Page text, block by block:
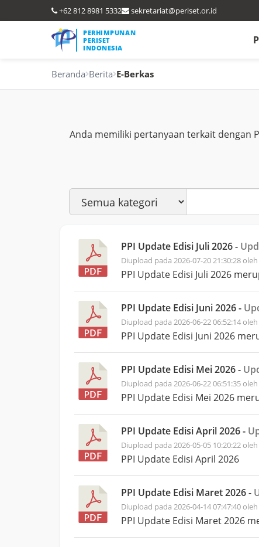
+62 812 8981 5332 sekretariat@periset.or.id
PERHIMPUNAN
PERISET
INDONESIA
Beranda Berita E-Berkas
Anda memiliki pertanyaan terkait dengan
PPI Update Edisi Juli 2026 -
Diupload pada 2026-07-20 21:30:28
PPI Update Edisi Juli 2026
PPI Update Edisi Juni 2026 -
Diupload pada 2026-06-22 06:52:14
PPI Update Edisi Juni 2026
PPI Update Edisi Mei 2026 -
Diupload pada 2026-06-22 06:51:35
PPI Update Edisi Mei 2026
PPI Update Edisi April 2026 -
Diupload pada 2026-05-05 10:20:22
PPI Update Edisi April 2026
PPI Update Edisi Maret 2026 -
Diupload pada 2026-04-14 07:47:40
PPI Update Edisi Maret 2026